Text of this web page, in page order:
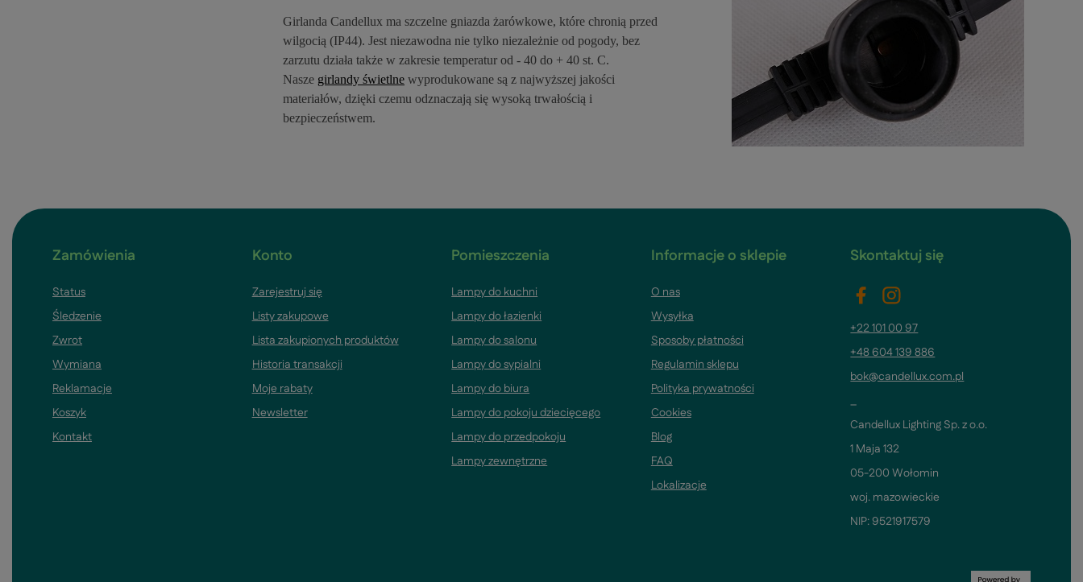
Girlanda Candellux ma szczelne gniazda żarówkowe, które chronią przed
wilgocią (IP44). Jest niezawodna nie tylko niezależnie od pogody, bez
zarzutu działa także w zakresie temperatur od - 40 do + 40 st. C.
Nasze girlandy świetlne wyprodukowane są z najwyższej jakości
materiałów, dzięki czemu odznaczają się wysoką trwałością i
bezpieczeństwem.
Zamówienia
Status
Śledzenie
Zwrot
Wymiana
Reklamacje
Koszyk
Kontakt
Konto
Zarejestruj się
Listy zakupowe
Lista zakupionych produktów
Historia transakcji
Moje rabaty
Newsletter
Pomieszczenia
Lampy do kuchni
Lampy do łazienki
Lampy do salonu
Lampy do sypialni
Lampy do biura
Lampy do pokoju dziecięcego
Lampy do przedpokoju
Lampy zewnętrzne
Informacje o sklepie
O nas
Wysyłka
Sposoby płatności
Regulamin sklepu
Polityka prywatności
Cookies
Blog
FAQ
Lokalizacje
Skontaktuj się
+22 101 00 97
+48 604 139 886
bok@candellux.com.pl
_
Candellux Lighting Sp. z o.o.
1 Maja 132
05-200 Wołomin
woj. mazowieckie
NIP: 9521917579